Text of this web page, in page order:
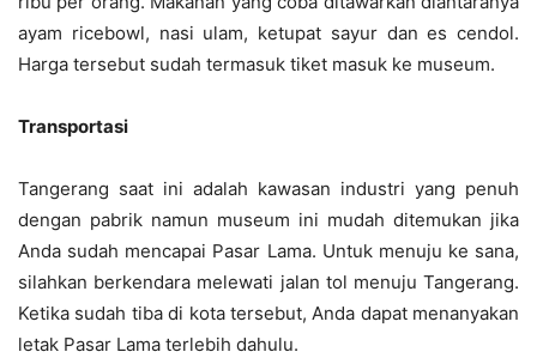
ayam ricebowl, nasi ulam, ketupat sayur dan es cendol.
Harga tersebut sudah termasuk tiket masuk ke museum.
Transportasi
Tangerang saat ini adalah kawasan industri yang penuh
dengan pabrik namun museum ini mudah ditemukan jika
Anda sudah mencapai Pasar Lama. Untuk menuju ke sana,
silahkan berkendara melewati jalan tol menuju Tangerang.
Ketika sudah tiba di kota tersebut, Anda dapat menanyakan
letak Pasar Lama terlebih dahulu.